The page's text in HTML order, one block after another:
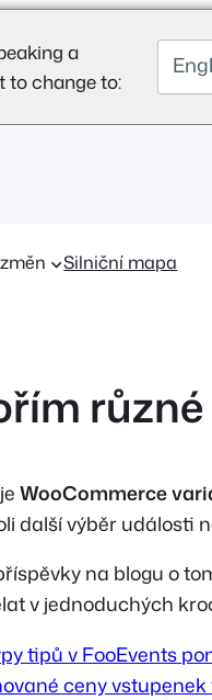
a
to change to:
Silniční mapa
WooCommerce
další výběr události
na blogu o
v jednoduchých
tipů v FooEvents
ceny